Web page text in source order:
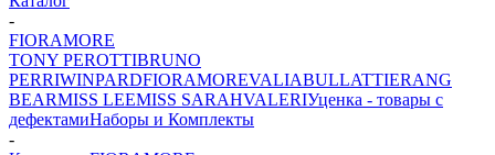
-
FIORAMORE
TONY PEROTTIBRUNO
PERRIWINPARDFIORAMOREVALIABULLATTIERANG
BEARMISS LEEMISS SARAHVALERIУценка - товары с
дефектамиНаборы и Комплекты
-